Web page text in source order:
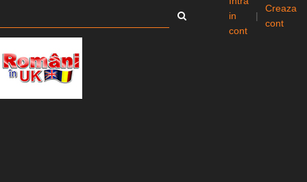
in
cont
|
Creaza
cont